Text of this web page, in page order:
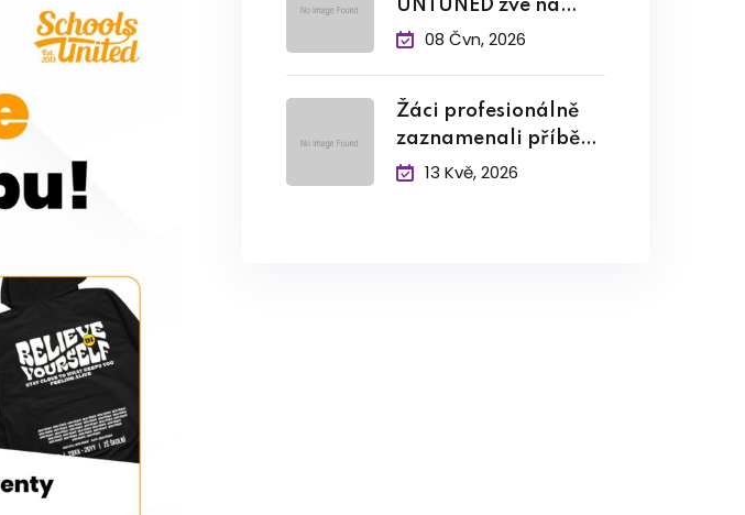
UNTUNED zve na
závěrečný
08 Čvn, 2026
Žáci profesionálně
zaznamenali příběh
pamětníka
13 Kvě, 2026